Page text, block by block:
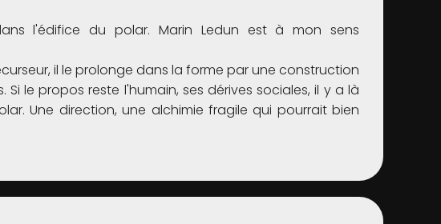
l'édifice du polar. Marin Ledun est à mon sens
il le prolonge dans la forme par une construction
le propos reste l'humain, ses dérives sociales, il y a là
Une direction, une alchimie fragile qui pourrait bien